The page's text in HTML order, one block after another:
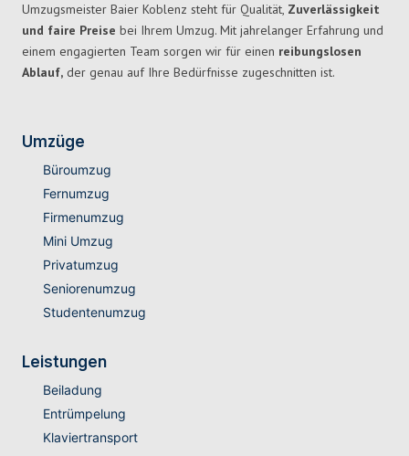
Umzugsmeister Baier Koblenz steht für Qualität, Zuverlässigkeit
und faire Preise bei Ihrem Umzug. Mit jahrelanger Erfahrung und
einem engagierten Team sorgen wir für einen reibungslosen
Ablauf, der genau auf Ihre Bedürfnisse zugeschnitten ist.
Umzüge
Büroumzug
Fernumzug
Firmenumzug
Mini Umzug
Privatumzug
Seniorenumzug
Studentenumzug
Leistungen
Beiladung
Entrümpelung
Klaviertransport